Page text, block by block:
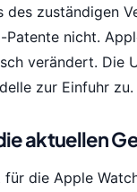
zuständigen
nicht.
verändert. Die
zur Einfuhr zu.
aktuellen
die Apple